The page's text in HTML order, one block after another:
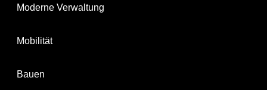
Moderne Verwaltung
Mobilität
Bauen